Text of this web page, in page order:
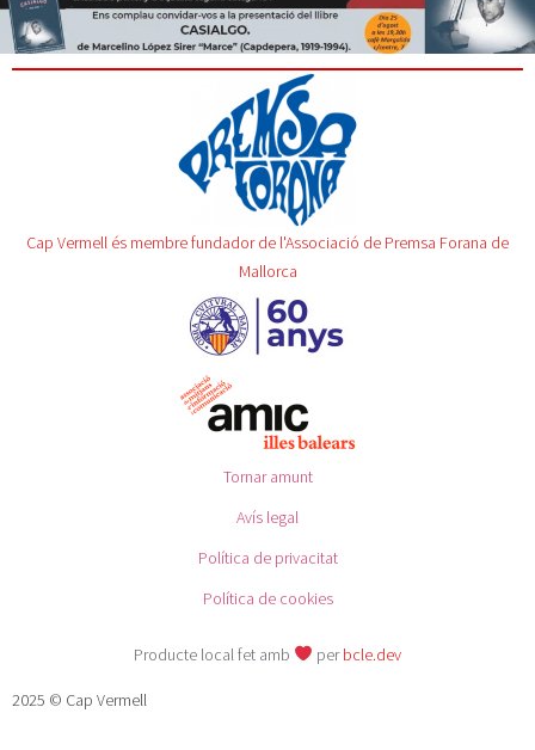
Cap Vermell és membre fundador de l'Associació de Premsa Forana de
Mallorca
Tornar amunt
Avís legal
Política de privacitat
Política de cookies
Producte local fet amb perbcle.dev
2025 © Cap Vermell